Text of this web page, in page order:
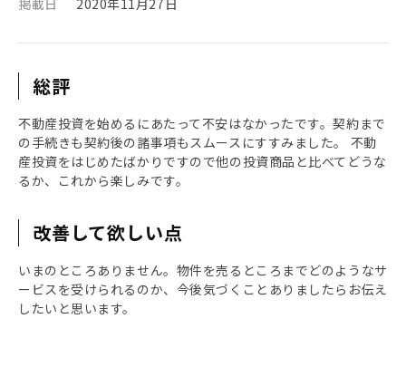
掲載日
2020年11月27日
総評
不動産投資を始めるにあたって不安はなかったです。契約まで
の手続きも契約後の諸事項もスムースにすすみました。 不動
産投資をはじめたばかりですので他の投資商品と比べてどうな
るか、これから楽しみです。
改善して欲しい点
いまのところありません。物件を売るところまでどのようなサ
ービスを受けられるのか、今後気づくことありましたらお伝え
したいと思います。